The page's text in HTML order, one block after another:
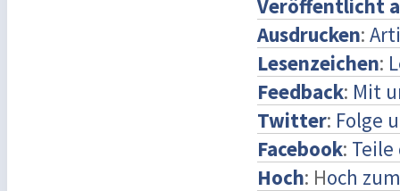
Veröffentlicht
Ausdrucken:
Lesenzeichen:
Feedback: Mit
Twitter: Folge
Facebook:
Hoch: Hoch